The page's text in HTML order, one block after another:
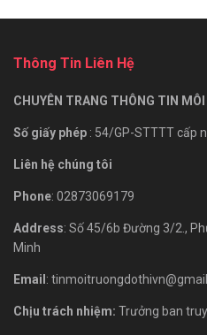
Thông Tin Liên Hệ
CHUYÊN TRANG THÔNG TIN
Số giấy phép : 54/GP-STTTT cấp
Liên hệ chúng tôi
Phone: 02873069179
Address: Số 45/6b Đường 3/2.,
Minh
Email :
Chịu trách nhiệm: Trưởng ban